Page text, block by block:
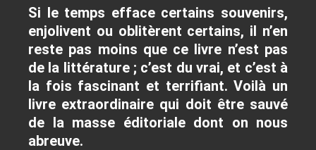
Si le temps efface certains souvenirs,
enjolivent ou oblitèrent certains, il n’en
reste pas moins que ce livre n’est pas
de la littérature ; c’est du vrai, et c’est à
la fois fascinant et terrifiant. Voilà un
livre extraordinaire qui doit être sauvé
de la masse éditoriale dont on nous
abreuve.